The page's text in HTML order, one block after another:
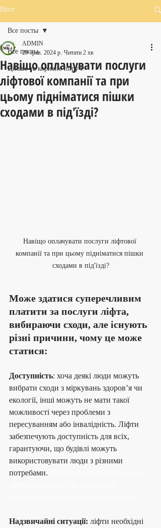
Пост
Все посты
Цікаве та корисне поруч!
Все посты
Навіщо оплачувати послуги
ліфтової компанії та при
цьому підніматися пішки
сходами в під'їзді?
ADMIN
29 трав. 2024 р. Читати 2 хв
Навіщо оплачувати послуги ліфтової
компанії та при цьому підніматися пішки
сходами в під'їзді?
Може здатися суперечливим
платити за послуги ліфта,
вибираючи сходи, але існують
різні причини, чому це може
статися:
Доступність: хоча деякі люди можуть
вибрати сходи з міркувань здоров’я чи
екології, інші можуть не мати такої
можливості через проблеми з
пересуванням або інвалідність. Ліфти
забезпечують доступність для всіх,
гарантуючи, що будівлі можуть
використовувати люди з різними
потребами.
Надзвичайні ситуації: ліфти необхідні